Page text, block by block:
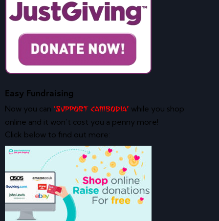
Easy Fundraising
Now you can ‘Support Cambodia’ while you shop
online and it won’t cost you a penny more!
Click below to find out more: